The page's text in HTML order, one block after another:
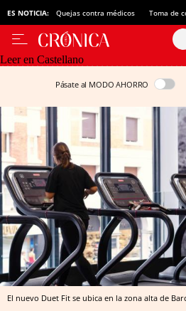
ES NOTICIA: Quejas contra médicos Toma de
Leer en Castellano
Pásate al MODO AHORRO
El nuevo Duet Fit se ubica en la zona alta de